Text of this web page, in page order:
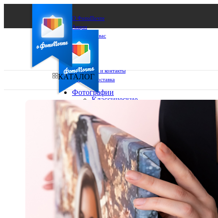
О ФотоПочте
Акции
Сделаем за вас
Бизнесу
FAQ
Франшиза
Поддержка и контакты
Оплата и доставка
Ваш город:
Ваш регион доставки
Выберите из списка:
КАТАЛОГ
Фотографии
Классические
10х15
13х18
15х15
15х20
20х20
20х30
30х30
30х40
А4
Фото